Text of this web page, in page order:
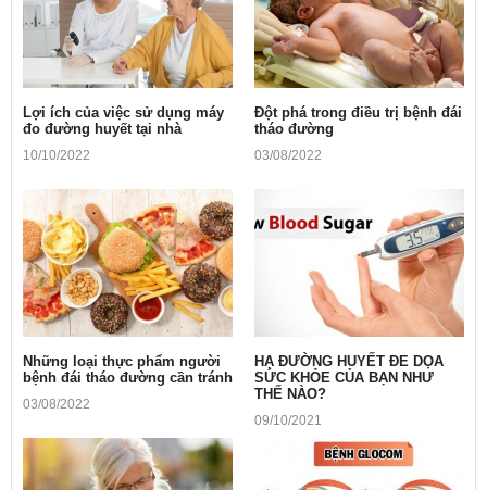
Lợi ích của việc sử dụng máy
đo đường huyết tại nhà
10/10/2022
Ðột phá trong điều trị bệnh đái
tháo đường
03/08/2022
Những loại thực phẩm người
bệnh đái tháo đường cần tránh
03/08/2022
HẠ ĐƯỜNG HUYẾT ĐE DỌA
SỨC KHỎE CỦA BẠN NHƯ
THẾ NÀO?
09/10/2021